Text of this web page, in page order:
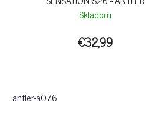
Skladom
€32,99
antler-a076